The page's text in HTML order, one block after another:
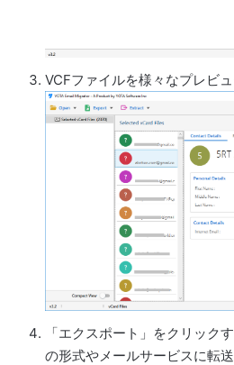
VCFファイルを様々なプレビ
「エクスポート」をクリック
の形式やメールサービスに転送